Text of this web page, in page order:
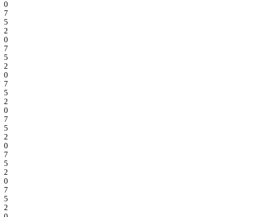
0
7
5
2
0
7
5
2
0
7
5
2
0
7
5
2
0
7
5
2
0
7
5
2